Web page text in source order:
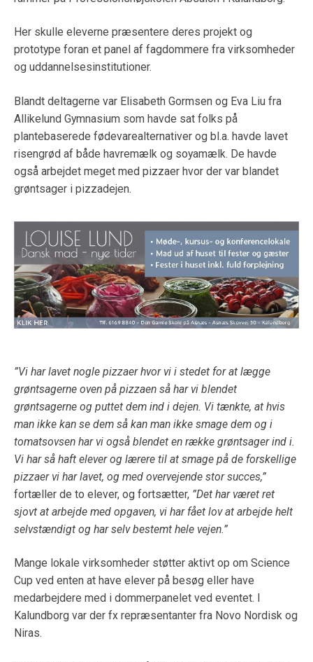
Her skulle eleverne præsentere deres projekt og
prototype foran et panel af fagdommere fra virksomheder
og uddannelsesinstitutioner.
Blandt deltagerne var Elisabeth Gormsen og Eva Liu fra
Allikelund Gymnasium som havde sat folks på
plantebaserede fødevarealternativer og bl.a. havde lavet
risengrød af både havremælk og soyamælk. De havde
også arbejdet meget med pizzaer hvor der var blandet
grøntsager i pizzadejen.
”Vi har lavet nogle pizzaer hvor vi i stedet for at lægge
grøntsagerne oven på pizzaen så har vi blendet
grøntsagerne og puttet dem ind i dejen. Vi tænkte, at hvis
man ikke kan se dem så kan man ikke smage dem og i
tomatsovsen har vi også blendet en række grøntsager ind i.
Vi har så haft elever og lærere til at smage på de forskellige
pizzaer vi har lavet, og med overvejende stor succes,”
fortæller de to elever, og fortsætter, ”Det har været ret
sjovt at arbejde med opgaven, vi har fået lov at arbejde helt
selvstændigt og har selv bestemt hele vejen.”
Mange lokale virksomheder støtter aktivt op om Science
Cup ved enten at have elever på besøg eller have
medarbejdere med i dommerpanelet ved eventet. I
Kalundborg var der fx repræsentanter fra Novo Nordisk og
Niras.